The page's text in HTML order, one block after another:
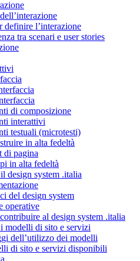
definire l’interazione
tra scenari e user stories
di composizione
interattivi
testuali (microtesti)
in alta fedeltà
di pagina
in alta fedeltà
design system .italia
del design system
operative
al design system .italia
modelli di sito e servizi
dell’utilizzo dei modelli
di sito e servizi disponibili